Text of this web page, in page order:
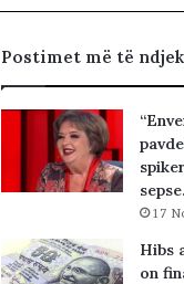
,
ë
n
a
i
Postimet më të
17
Hibs
on